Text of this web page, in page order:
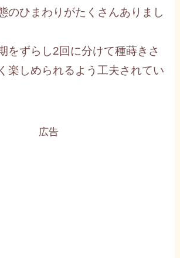
のひまわりがたくさんありまし
をずらし2回に分けて種蒔きさ
楽しめられるよう工夫されてい
広告